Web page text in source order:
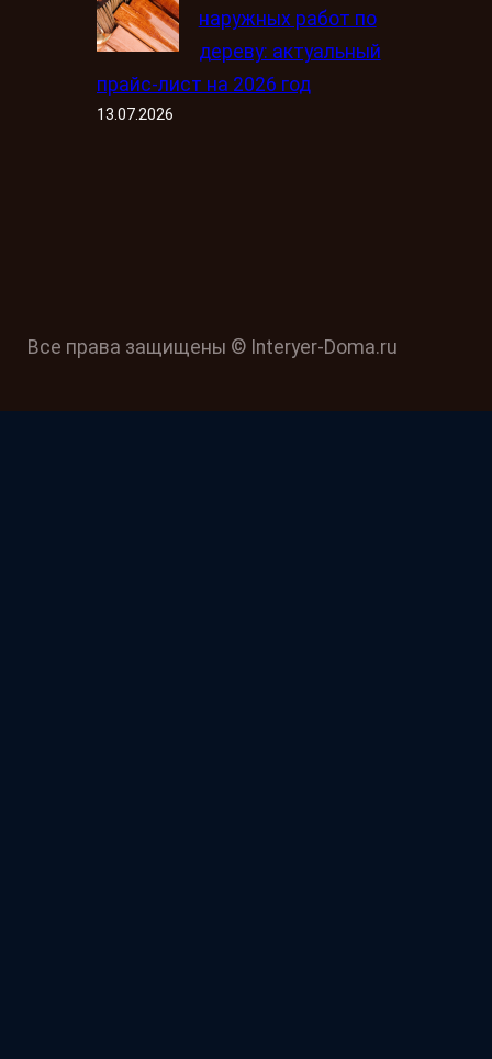
наружных работ по
дереву: актуальный
прайс-лист на 2026 год
13.07.2026
Все права защищены © Interyer-Doma.ru